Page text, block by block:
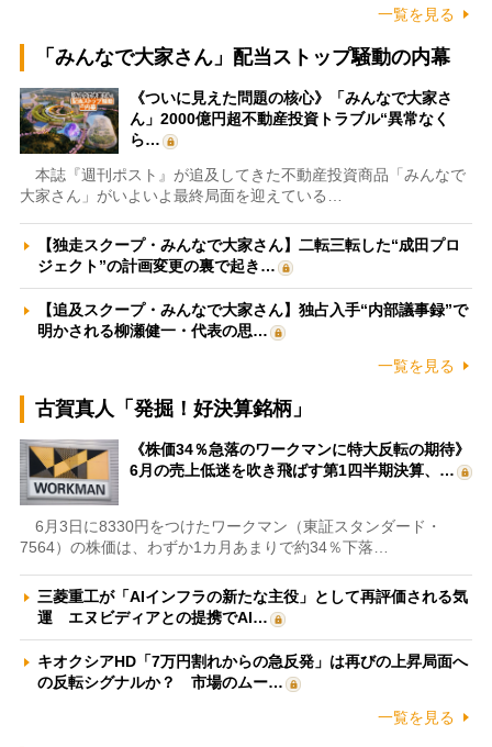
一覧を見る
「みんなで大家さん」配当ストップ騒動の内幕
《ついに見えた問題の核心》「みんなで大家さ
ん」2000億円超不動産投資トラブル“異常なく
ら…
本誌『週刊ポスト』が追及してきた不動産投資商品「みんなで
大家さん」がいよいよ最終局面を迎えている…
【独走スクープ・みんなで大家さん】二転三転した“成田プロ
ジェクト”の計画変更の裏で起き…
【追及スクープ・みんなで大家さん】独占入手“内部議事録”で
明かされる柳瀬健一・代表の思…
一覧を見る
古賀真人「発掘！好決算銘柄」
《株価34％急落のワークマンに特大反転の期待》
6月の売上低迷を吹き飛ばす第1四半期決算、…
6月3日に8330円をつけたワークマン（東証スタンダード・
7564）の株価は、わずか1カ月あまりで約34％下落…
三菱重工が「AIインフラの新たな主役」として再評価される気
運 エヌビディアとの提携でAI…
キオクシアHD「7万円割れからの急反発」は再びの上昇局面へ
の反転シグナルか？ 市場のムー…
一覧を見る